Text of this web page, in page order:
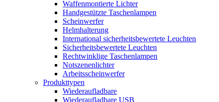
Waffenmontierte Lichter
Handgestützte Taschenlampen
Scheinwerfer
Helmhalterung
International sicherheitsbewertete Leuchten
Sicherheitsbewertete Leuchten
Rechtwinklige Taschenlampen
Notszenenlichter
Arbeitsscheinwerfer
Produkttypen
Wiederaufladbare
Wiederaufladbare USB